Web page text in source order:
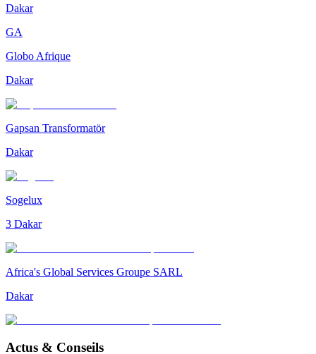
Dakar
GA
Globo Afrique
Dakar
Gapsan Transformatör
Dakar
Sogelux
3 Dakar
Africa's Global Services Groupe SARL
Dakar
Actus & Conseils